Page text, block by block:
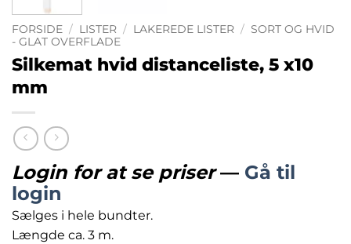
FORSIDE / LISTER / LAKEREDE LISTER / SORT OG HVID
- GLAT OVERFLADE
Silkemat hvid distanceliste, 5 x10
mm
Login for at se priser— Gå til
login
Sælges i hele bundter.
Længde ca. 3 m.